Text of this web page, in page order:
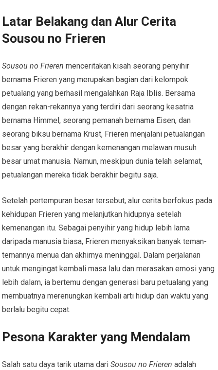
Latar Belakang dan Alur Cerita
Sousou no Frieren
Sousou no Frieren menceritakan kisah seorang penyihir
bernama Frieren yang merupakan bagian dari kelompok
petualang yang berhasil mengalahkan Raja Iblis. Bersama
dengan rekan-rekannya yang terdiri dari seorang kesatria
bernama Himmel, seorang pemanah bernama Eisen, dan
seorang biksu bernama Krust, Frieren menjalani petualangan
besar yang berakhir dengan kemenangan melawan musuh
besar umat manusia. Namun, meskipun dunia telah selamat,
petualangan mereka tidak berakhir begitu saja.
Setelah pertempuran besar tersebut, alur cerita berfokus pada
kehidupan Frieren yang melanjutkan hidupnya setelah
kemenangan itu. Sebagai penyihir yang hidup lebih lama
daripada manusia biasa, Frieren menyaksikan banyak teman-
temannya menua dan akhirnya meninggal. Dalam perjalanan
untuk mengingat kembali masa lalu dan merasakan emosi yang
lebih dalam, ia bertemu dengan generasi baru petualang yang
membuatnya merenungkan kembali arti hidup dan waktu yang
berlalu begitu cepat.
Pesona Karakter yang Mendalam
Salah satu daya tarik utama dariSousou no Frieren adalah